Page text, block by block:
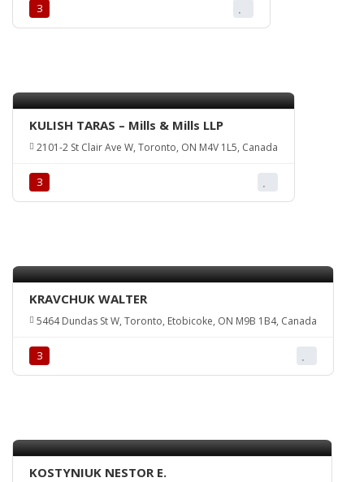
З
KULISH TARAS – Mills & Mills LLP
2101-2 St Clair Ave W, Toronto, ON M4V 1L5, Canada
З
KRAVCHUK WALTER
5464 Dundas St W, Toronto, Etobicoke, ON M9B 1B4, Canada
З
KOSTYNIUK NESTOR E.